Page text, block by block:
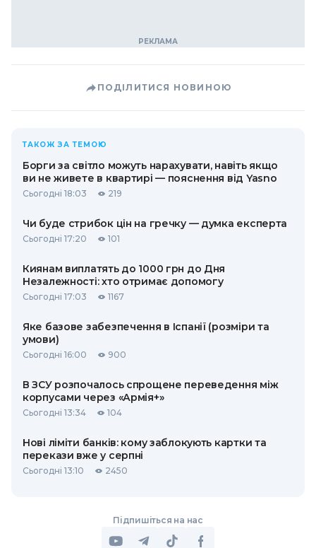
ПОДІЛИТИСЯ НОВИНОЮ
ТАКОЖ ЗА ТЕМОЮ
Борги за світло можуть нарахувати, навіть якщо
ви не живете в квартирі — пояснення від Yasno
Сьогодні 18:03 219
Чи буде стрибок цін на гречку — думка експерта
Сьогодні 17:20 101
Киянам виплатять до 1000 грн до Дня
Незалежності: хто отримає допомогу
Сьогодні 17:03 1167
Яке базове забезпечення в Іспанії (розміри та
умови)
Сьогодні 16:00 900
В ЗСУ розпочалось спрощене переведення між
корпусами через «Армія+»
Сьогодні 13:34 104
Нові ліміти банків: кому заблокують картки та
перекази вже у серпні
Сьогодні 13:10 2450
Підпишіться на нас